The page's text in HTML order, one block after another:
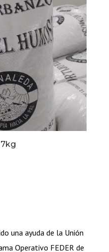
una ayuda de la Unión
Operativo FEDER de